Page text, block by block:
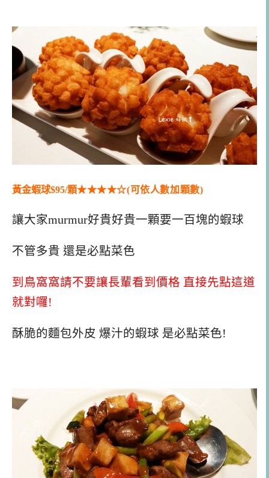
黃金蝦球$95/顆★★★★☆(可依人數加顆數)
讓大家murmur好貴好貴一顆要一百塊的蝦球
不管多貴 還是必點菜色
到鳥窩窩請不要讓長輩看到價格 直接先點這道
就對囉!
酥脆的麵包外皮 爆汁的蝦球 是必點菜色!